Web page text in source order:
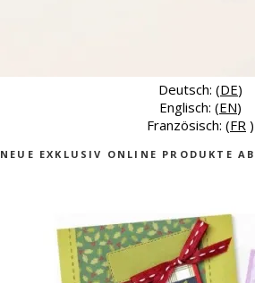
Deutsch: (DE)
Englisch: (EN)
Französisch: (FR )
NEUE EXKLUSIV ONLINE PRODUKTE